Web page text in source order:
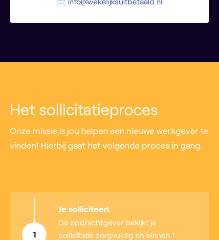
📩 info@wekelijksuitbetaald.nl
Het sollicitatieproces
Onze missie is jou helpen een nieuwe werkgever te
vinden! Hierbij gaat het volgende proces in gang.
1
Je solliciteert
De opdrachtgever bekijkt je
sollicitatie zorgvuldig en binnen 1